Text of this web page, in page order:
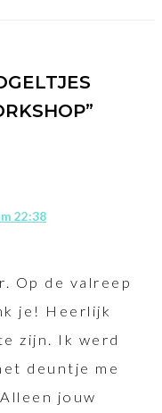
22:38
Op de valreep
je! Heerlijk
zijn. Ik werd
deuntje me
jouw